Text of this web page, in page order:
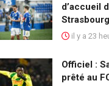
d’accueil
il y a 23
Officiel :
prêté au